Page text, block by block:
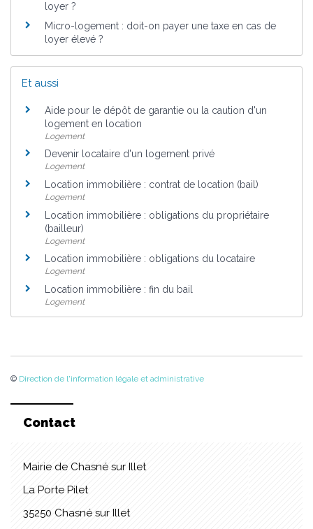
loyer ?
Micro-logement : doit-on payer une taxe en cas de
loyer élevé ?
Et aussi
Aide pour le dépôt de garantie ou la caution d'un
logement en location
Logement
Devenir locataire d'un logement privé
Logement
Location immobilière : contrat de location (bail)
Logement
Location immobilière : obligations du propriétaire
(bailleur)
Logement
Location immobilière : obligations du locataire
Logement
Location immobilière : fin du bail
Logement
© Direction de l'information légale et administrative
Contact
Mairie de Chasné sur Illet
La Porte Pilet
35250 Chasné sur Illet